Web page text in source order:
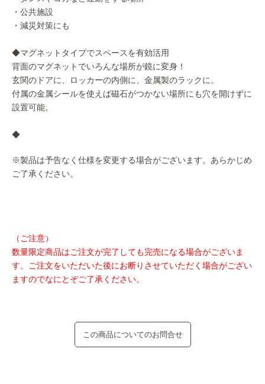
・公共施設
・減災対策にも
◆マグネットタイプでスペースを有効活用
背面のマグネットでいろんな場所が鏡に変身！
玄関のドアに、ロッカーの内側に、金属製のラックに。
付属の金属シールを使えば磁石がつかない場所にも穴を開けずに
設置可能。
◆
※製品は予告なく仕様を変更する場合がございます。あらかじめ
ご了承ください。
（ご注意）
数量限定商品はご注文が完了しても完売になる場合がございま
す。ご注文をいただいた後にお断りさせていただく場合がござい
ますのでなにとぞご了承ください。
この商品についてのお問合せ